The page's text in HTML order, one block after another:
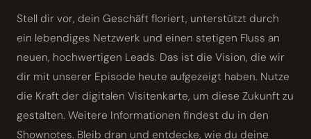
Stell dir vor, dein Geschäft floriert, unterstützt durch
ein lebendiges Netzwerk und einen stetigen Fluss an
neuen, hochwertigen Leads. Das ist die Vision, die wir
dir mit unserer Episode heute aufgezeigt haben. Nutze
die Kraft der digitalen Visitenkarte, um diese Zukunft zu
gestalten. Weitere Informationen findest du in den
Shownotes. Bleib dran und entdecke, wie du deine